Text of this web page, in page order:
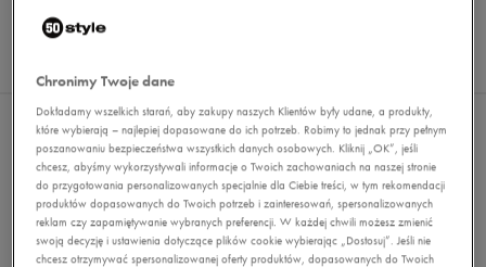
Nie wybrano filtrów
Chronimy Twoje dane
Dokładamy wszelkich starań, aby zakupy naszych Klientów były udane, a produkty,
które wybierają – najlepiej dopasowane do ich potrzeb. Robimy to jednak przy pełnym
poszanowaniu bezpieczeństwa wszystkich danych osobowych. Kliknij „OK”, jeśli
chcesz, abyśmy wykorzystywali informacje o Twoich zachowaniach na naszej stronie
do przygotowania personalizowanych specjalnie dla Ciebie treści, w tym rekomendacji
produktów dopasowanych do Twoich potrzeb i zainteresowań, spersonalizowanych
reklam czy zapamiętywanie wybranych preferencji. W każdej chwili możesz zmienić
swoją decyzję i ustawienia dotyczące plików cookie wybierając „Dostosuj”. Jeśli nie
chcesz otrzymywać spersonalizowanej oferty produktów, dopasowanych do Twoich